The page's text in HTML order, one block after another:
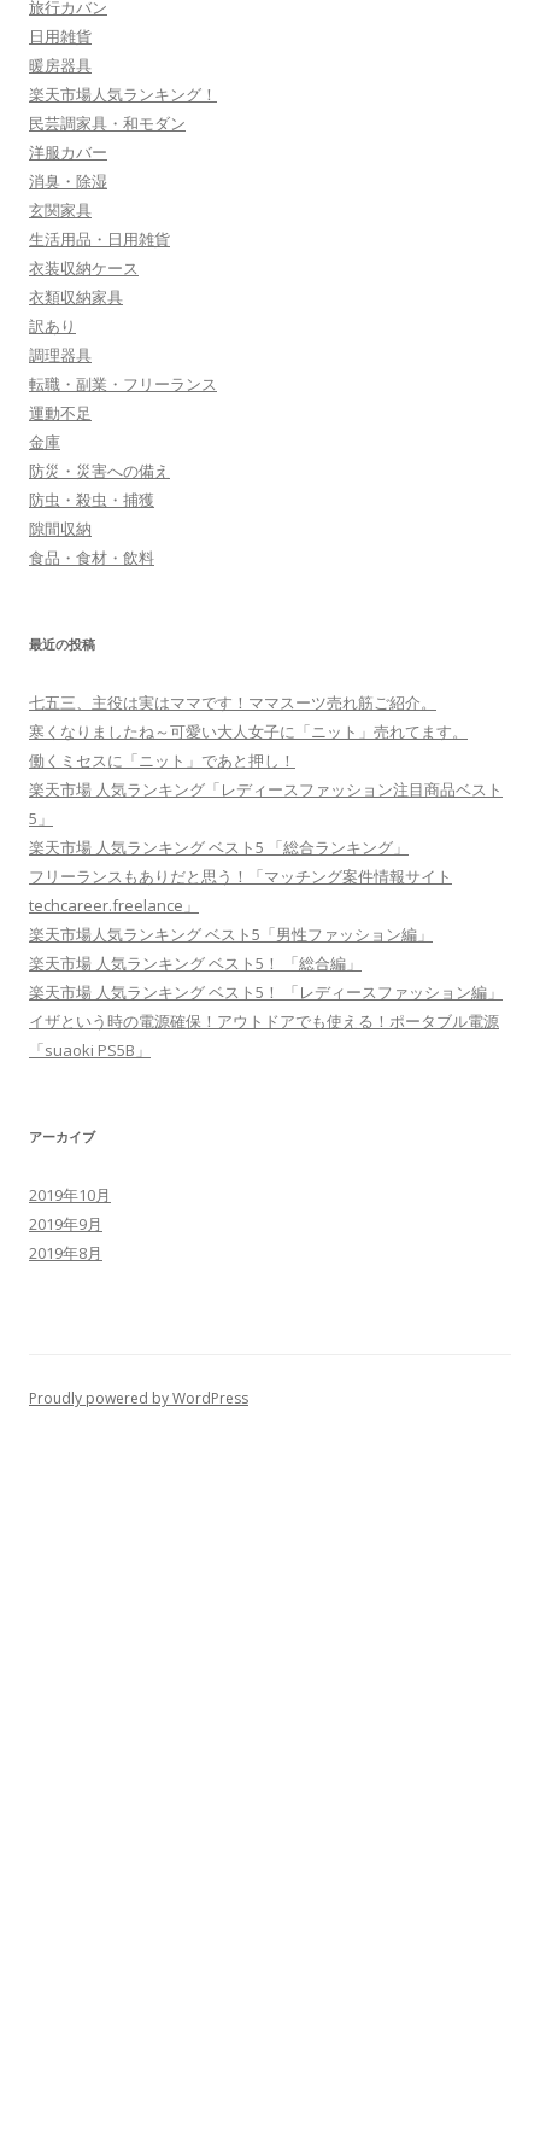
旅行カバン
日用雑貨
暖房器具
楽天市場人気ランキング！
民芸調家具・和モダン
洋服カバー
消臭・除湿
玄関家具
生活用品・日用雑貨
衣装収納ケース
衣類収納家具
訳あり
調理器具
転職・副業・フリーランス
運動不足
金庫
防災・災害への備え
防虫・殺虫・捕獲
隙間収納
食品・食材・飲料
最近の投稿
七五三、主役は実はママです！ママスーツ売れ筋ご紹介。
寒くなりましたね～可愛い大人女子に「ニット」売れてます。
働くミセスに「ニット」であと押し！
楽天市場 人気ランキング「レディースファッション注目商品ベスト
5」
楽天市場 人気ランキング ベスト5 「総合ランキング」
フリーランスもありだと思う！「マッチング案件情報サイト
techcareer.freelance」
楽天市場人気ランキング ベスト5「男性ファッション編」
楽天市場 人気ランキング ベスト5！ 「総合編」
楽天市場 人気ランキング ベスト5！ 「レディースファッション編」
イザという時の電源確保！アウトドアでも使える！ポータブル電源
「suaoki PS5B」
アーカイブ
2019年10月
2019年9月
2019年8月
Proudly powered by WordPress